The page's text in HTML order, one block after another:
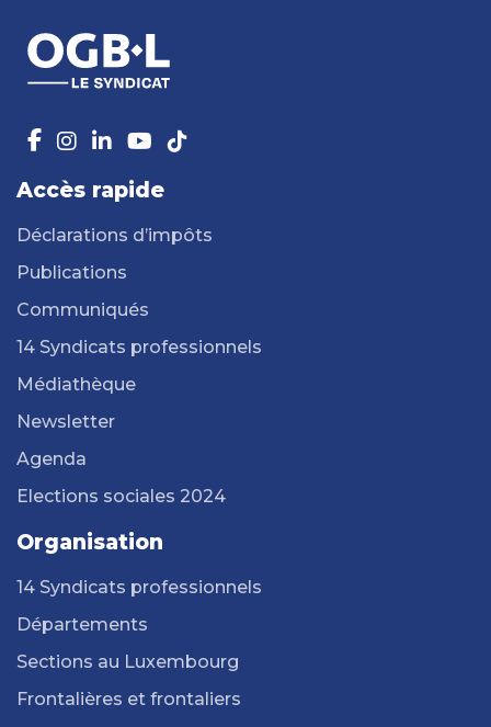
Accès rapide
Déclarations d’impôts
Publications
Communiqués
14 Syndicats professionnels
Médiathèque
Newsletter
Agenda
Elections sociales 2024
Organisation
14 Syndicats professionnels
Départements
Sections au Luxembourg
Frontalières et frontaliers